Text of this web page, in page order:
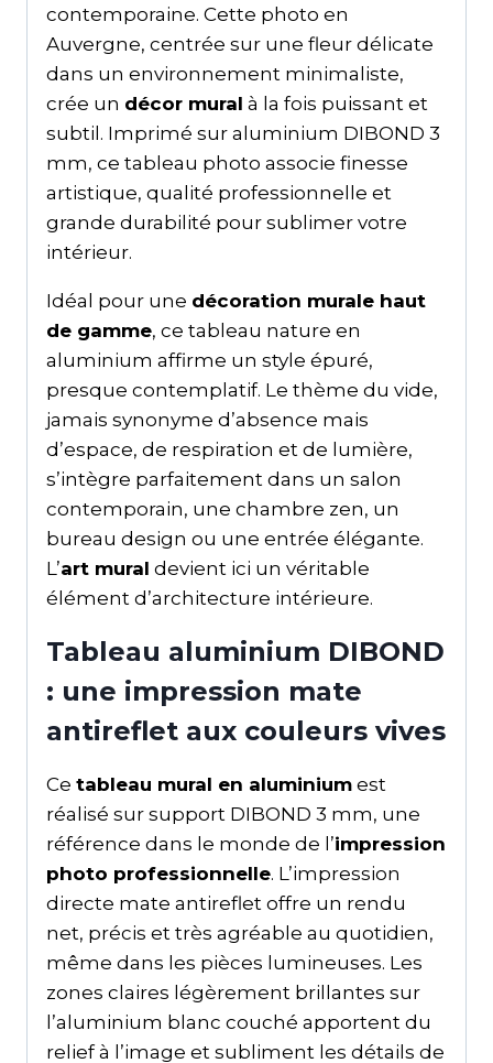
contemporaine. Cette photo en
Auvergne, centrée sur une fleur délicate
dans un environnement minimaliste,
crée un décor mural à la fois puissant et
subtil. Imprimé sur aluminium DIBOND 3
mm, ce tableau photo associe finesse
artistique, qualité professionnelle et
grande durabilité pour sublimer votre
intérieur.
Idéal pour une décoration murale haut
de gamme, ce tableau nature en
aluminium affirme un style épuré,
presque contemplatif. Le thème du vide,
jamais synonyme d’absence mais
d’espace, de respiration et de lumière,
s’intègre parfaitement dans un salon
contemporain, une chambre zen, un
bureau design ou une entrée élégante.
L’art mural devient ici un véritable
élément d’architecture intérieure.
Tableau aluminium DIBOND
: une impression mate
antireflet aux couleurs vives
Ce tableau mural en aluminium est
réalisé sur support DIBOND 3 mm, une
référence dans le monde de l’impression
photo professionnelle. L’impression
directe mate antireflet offre un rendu
net, précis et très agréable au quotidien,
même dans les pièces lumineuses. Les
zones claires légèrement brillantes sur
l’aluminium blanc couché apportent du
relief à l’image et subliment les détails de